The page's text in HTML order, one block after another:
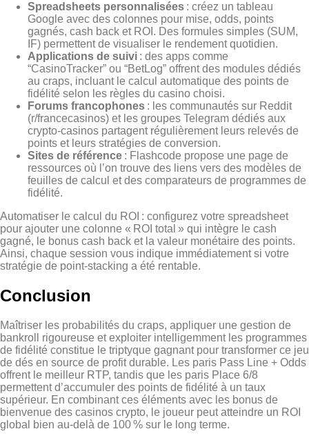
Spreadsheets personnalisées : créez un tableau
Google avec des colonnes pour mise, odds, points
gagnés, cash back et ROI. Des formules simples (SUM,
IF) permettent de visualiser le rendement quotidien.
Applications de suivi : des apps comme
“CasinoTracker” ou “BetLog” offrent des modules dédiés
au craps, incluant le calcul automatique des points de
fidélité selon les règles du casino choisi.
Forums francophones : les communautés sur Reddit
(r/francecasinos) et les groupes Telegram dédiés aux
crypto‑casinos partagent régulièrement leurs relevés de
points et leurs stratégies de conversion.
Sites de référence : Flashcode propose une page de
ressources où l’on trouve des liens vers des modèles de
feuilles de calcul et des comparateurs de programmes de
fidélité.
Automatiser le calcul du ROI : configurez votre spreadsheet
pour ajouter une colonne « ROI total » qui intègre le cash
gagné, le bonus cash back et la valeur monétaire des points.
Ainsi, chaque session vous indique immédiatement si votre
stratégie de point‑stacking a été rentable.
Conclusion
Maîtriser les probabilités du craps, appliquer une gestion de
bankroll rigoureuse et exploiter intelligemment les programmes
de fidélité constitue le triptyque gagnant pour transformer ce jeu
de dés en source de profit durable. Les paris Pass Line + Odds
offrent le meilleur RTP, tandis que les paris Place 6/8
permettent d’accumuler des points de fidélité à un taux
supérieur. En combinant ces éléments avec les bonus de
bienvenue des casinos crypto, le joueur peut atteindre un ROI
global bien au‑delà de 100 % sur le long terme.